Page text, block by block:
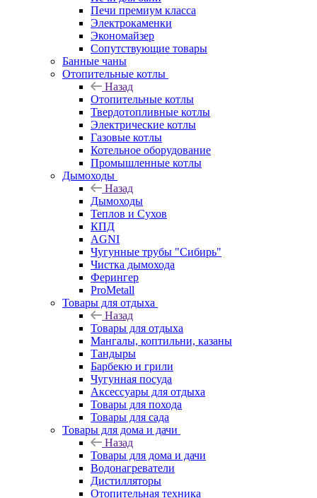
Печи премиум класса
Электрокаменки
Экономайзер
Сопутствующие товары
Банные чаны
Отопительные котлы
Назад
Отопительные котлы
Твердотопливные котлы
Электрические котлы
Газовые котлы
Котельное оборудование
Промышленные котлы
Дымоходы
Назад
Дымоходы
Теплов и Сухов
КПД
AGNI
Чугунные трубы "Сибирь"
Чистка дымохода
Ферингер
ProMetall
Товары для отдыха
Назад
Товары для отдыха
Мангалы, коптильни, казаны
Тандыры
Барбекю и грили
Чугунная посуда
Аксессуары для отдыха
Товары для похода
Товары для сада
Товары для дома и дачи
Назад
Товары для дома и дачи
Водонагреватели
Дистилляторы
Отопительная техника